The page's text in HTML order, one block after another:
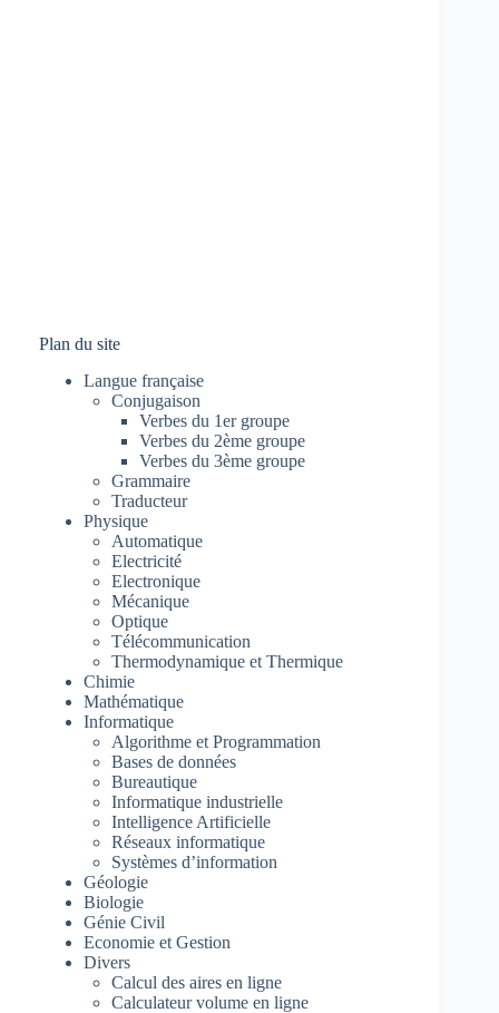
Plan du site
Langue française
Conjugaison
Verbes du 1er groupe
Verbes du 2ème groupe
Verbes du 3ème groupe
Grammaire
Traducteur
Physique
Automatique
Electricité
Electronique
Mécanique
Optique
Télécommunication
Thermodynamique et Thermique
Chimie
Mathématique
Informatique
Algorithme et Programmation
Bases de données
Bureautique
Informatique industrielle
Intelligence Artificielle
Réseaux informatique
Systèmes d’information
Géologie
Biologie
Génie Civil
Economie et Gestion
Divers
Calcul des aires en ligne
Calculateur volume en ligne